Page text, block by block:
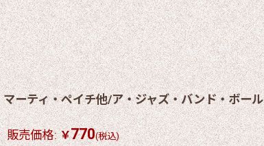
マーティ・ペイチ他/ア・ジャズ・バンド・ボール
販売価格: ￥770(税込)